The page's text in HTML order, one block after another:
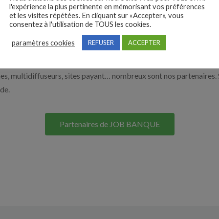
site. Découvrez nos solutions pour vous aider à recruter en
Nos solutions entreprises
multidiffuseurs, sites payant… nombreux sont nos partenaires.
Partenaires de JOB BANQUE
l'expérience la plus pertinente en mémorisant vos préférences
et les visites répétées. En cliquant sur «Accepter», vous
consentez à l'utilisation de TOUS les cookies.
paramètres cookies REFUSER ACCEPTER